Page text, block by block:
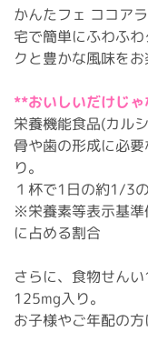
かんたフェ ココア
宅で簡単にふわふ
クと豊かな風味をお
**おいしいだけじ
栄養機能食品(カル
骨や歯の形成に必
り。
１杯で1日の約1/3
※栄養素等表示基準
に占める割合
さらに、食物せん
125mg入り。
お子様やご年配の方